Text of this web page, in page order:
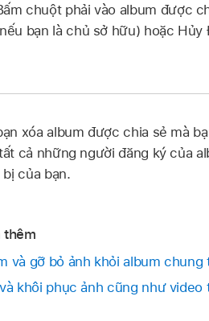
chuột phải vào album được
bạn là chủ sở hữu) hoặc
xóa album được chia sẻ mà
cả những người đăng ký của
của bạn.
thêm
và gỡ bỏ ảnh khỏi album
khôi phục ảnh cũng như